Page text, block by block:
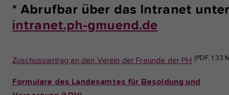
* Abrufbar über das Intranet
intranet.ph-gmuend.de
Zuschussantrag an den Verein der Freunde der PH (PDF, 1.33
Formulare des Landesamtes für Besoldung und